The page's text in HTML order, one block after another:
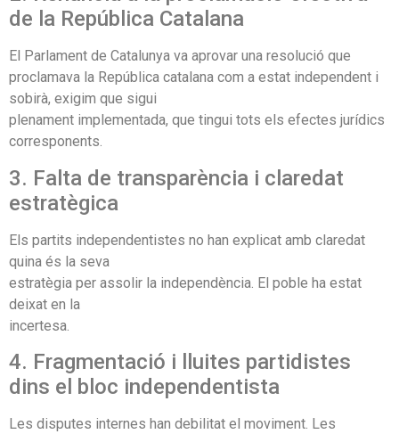
de la República Catalana
El Parlament de Catalunya va aprovar una resolució que
proclamava la República catalana com a estat independent i
sobirà, exigim que sigui
plenament implementada, que tingui tots els efectes jurídics
corresponents.
3. Falta de transparència i claredat
estratègica
Els partits independentistes no han explicat amb claredat
quina és la seva
estratègia per assolir la independència. El poble ha estat
deixat en la
incertesa.
4. Fragmentació i lluites partidistes
dins el bloc independentista
Les disputes internes han debilitat el moviment. Les